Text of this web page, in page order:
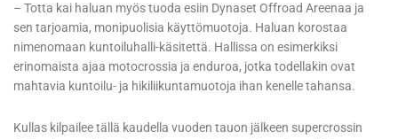
– Totta kai haluan myös tuoda esiin Dynaset Offroad Areenaa ja
sen tarjoamia, monipuolisia käyttömuotoja. Haluan korostaa
nimenomaan kuntoiluhalli-käsitettä. Hallissa on esimerkiksi
erinomaista ajaa motocrossia ja enduroa, jotka todellakin ovat
mahtavia kuntoilu- ja hikiliikuntamuotoja ihan kenelle tahansa.
Kullas kilpailee tällä kaudella vuoden tauon jälkeen supercrossin